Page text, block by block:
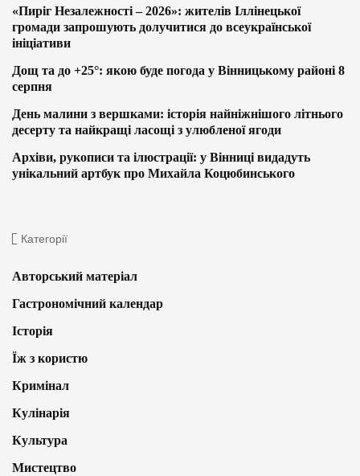
«Пиріг Незалежності – 2026»: жителів Іллінецької
громади запрошують долучитися до всеукраїнської
ініціативи
Дощ та до +25°: якою буде погода у Вінницькому районі 8
серпня
День малини з вершками: історія найніжнішого літнього
десерту та найкращі ласощі з улюбленої ягоди
Архіви, рукописи та ілюстрації: у Вінниці видадуть
унікальний артбук про Михайла Коцюбинського
Категорії
Авторський матеріал
Гастрономічний календар
Історія
Їж з користю
Кримінал
Кулінарія
Культура
Мистецтво